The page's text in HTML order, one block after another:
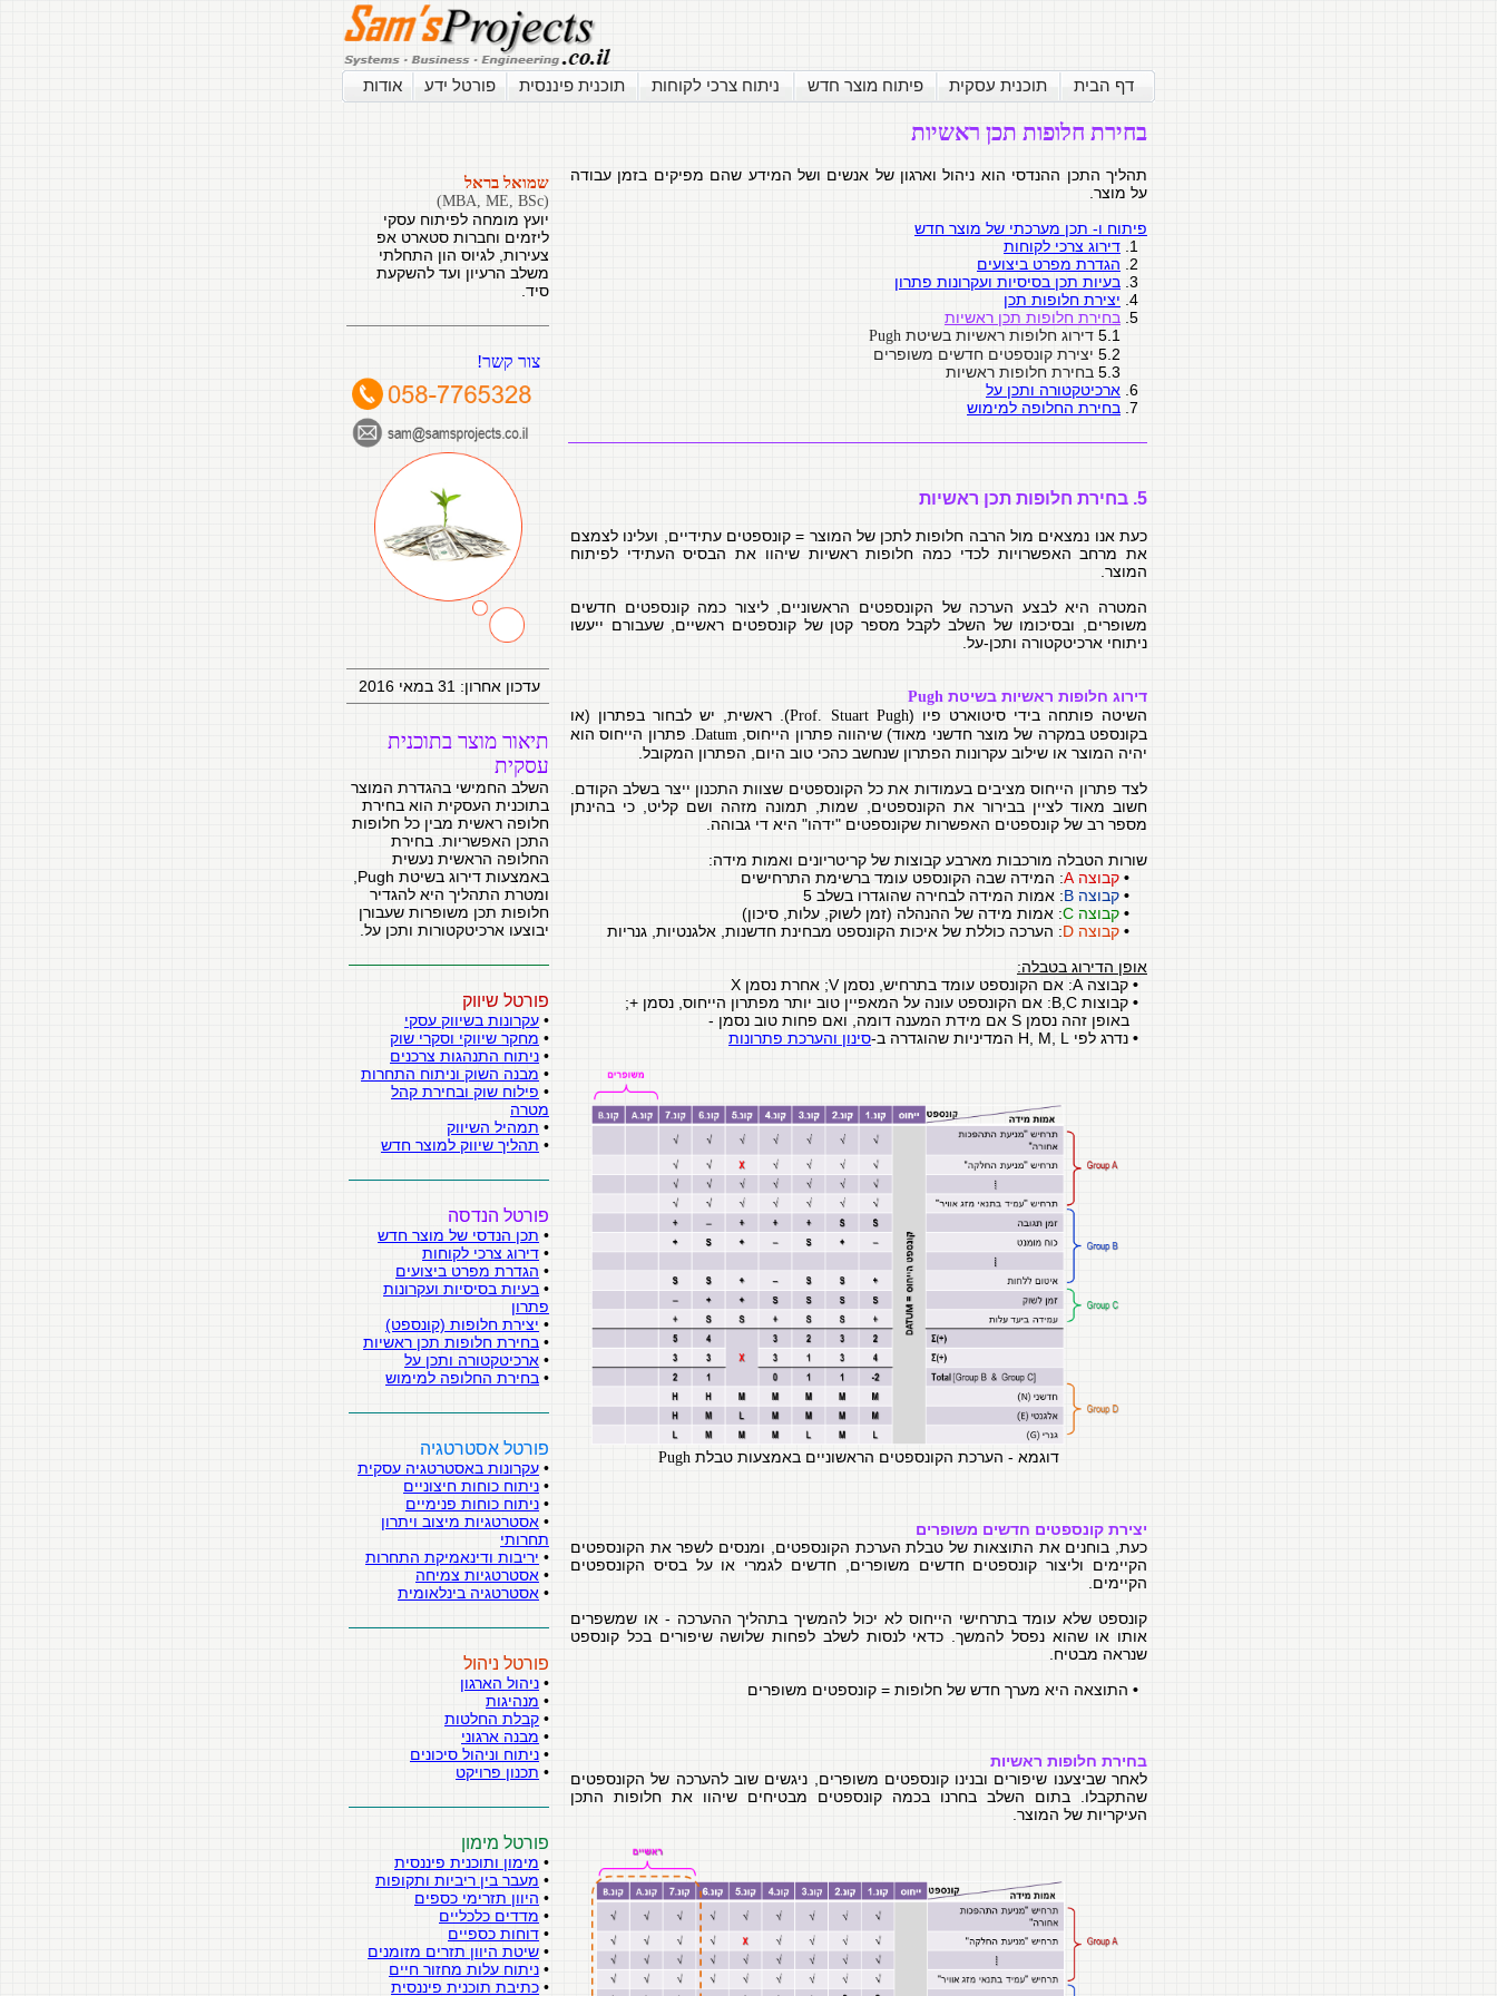
אודות פורטל ידע תוכנית פיננסית ניתוח צרכי לקוחות פיתוח מוצר חדש תוכנית עסקית דף הבית
שמואל בראל
(MBA, ME, BSc)
יועץ מומחה לפיתוח עסקי
ליזמים וחברות סטארט אפ
צעירות, לגיוס הון התחלתי
משלב הרעיון ועד להשקעת
סיד.
צור קשר!
עדכון אחרון: 31 במאי 2016
תיאור מוצר בתוכנית
עסקית
השלב החמישי בהגדרת המוצר
בתוכנית העסקית הוא בחירת
חלופה ראשית מבין כל חלופות
התכן האפשריות. בחירת
החלופה הראשית נעשית
ומטרת התהליך היא להגדיר
חלופות תכן משופרות שעבורן
יבוצעו ארכיטקטורות ותכן על.
פורטל שיווק
• עקרונות בשיווק עסקי
• מחקר שיווקי וסקרי שוק
• ניתוח התנהגות צרכנים
• מבנה השוק וניתוח התחרות
• פילוח שוק ובחירת קהל
מטרה
• תמהיל השיווק
• תהליך שיווק למוצר חדש
פורטל הנדסה
• תכן הנדסי של מוצר חדש
• דירוג צרכי לקוחות
• הגדרת מפרט ביצועים
• בעיות בסיסיות ועקרונות
פתרון
• יצירת חלופות (קונספט)
• בחירת חלופות תכן ראשיות
• ארכיטקטורה ותכן על
• בחירת החלופה למימוש
פורטל אסטרטגיה
• עקרונות באסטרטגיה עסקית
• ניתוח כוחות חיצוניים
• ניתוח כוחות פנימיים
• אסטרטגיות מיצוב ויתרון
תחרותי
• יריבות ודינאמיקת התחרות
• אסטרטגיות צמיחה
• אסטרטגיה בינלאומית
פורטל ניהול
• ניהול הארגון
• מנהיגות
• קבלת החלטות
• מבנה ארגוני
• ניתוח וניהול סיכונים
• תכנון פרויקט
פורטל מימון
• מימון ותוכנית פיננסית
• מעבר בין ריביות ותקופות
• היוון תזרימי כספים
• מדדים כלכליים
• דוחות כספיים
• שיטת היוון תזרים מזומנים
• ניתוח עלות מחזור חיים
• כתיבת תוכנית פיננסית
בחירת חלופות תכן ראשיות
תהליך התכן ההנדסי הוא ניהול וארגון של אנשים ושל המידע שהם מפיקים בזמן עבודה
על מוצר.
פיתוח ו- תכן מערכתי של מוצר חדש
דירוג צרכי לקוחות
הגדרת מפרט ביצועים
בעיות תכן בסיסיות ועקרונות פתרון
יצירת חלופות תכן
בחירת חלופות תכן ראשיות
דירוג חלופות ראשיות בשיטת Pugh
יצירת קונספטים חדשים משופרים
בחירת חלופות ראשיות
ארכיטקטורה ותכן על
בחירת החלופה למימוש
5. בחירת חלופות תכן ראשיות
כעת אנו נמצאים מול הרבה חלופות לתכן של המוצר = קונספטים עתידיים, ועלינו לצמצם
את מרחב האפשרויות לכדי כמה חלופות ראשיות שיהוו את הבסיס העתידי לפיתוח
המוצר.
המטרה היא לבצע הערכה של הקונספטים הראשוניים, ליצור כמה קונספטים חדשים
משופרים, ובסיכומו של השלב לקבל מספר קטן של קונספטים ראשיים, שעבורם ייעשו
ניתוחי ארכיטקטורה ותכן-על.
דירוג חלופות ראשיות בשיטת Pugh
השיטה פותחה בידי סיטוארט פיו (Prof. Stuart Pugh). ראשית, יש לבחור בפתרון (או
בקונספט במקרה של מוצר חדשני מאוד) שיהווה פתרון הייחוס, Datum . פתרון הייחוס הוא
יהיה המוצר או שילוב עקרונות הפתרון שנחשב כהכי טוב היום, הפתרון המקובל.
לצד פתרון הייחוס מציבים בעמודות את כל הקונספטים שצוות התכנון ייצר בשלב הקודם.
חשוב מאוד לציין בבירור את הקונספטים, שמות, תמונה מזהה ושם קליט, כי בהינתן
מספר רב של קונספטים האפשרות שקונספטים "ידהו" היא די גבוהה.
שורות הטבלה מורכבות מארבע קבוצות של קריטריונים ואמות מידה:
• קבוצה A
: המידה שבה הקונספט עומד ברשימת התרחישים
• קבוצה B
: אמות המידה לבחירה שהוגדרו בשלב 5
• קבוצה C
: אמות מידה של ההנהלה (זמן לשוק, עלות, סיכון)
• קבוצה D
: הערכה כוללת של איכות הקונספט מבחינת חדשנות, אלגנטיות, גנריות
אופן הדירוג בטבלה:
• קבוצה A: אם הקונספט עומד בתרחיש, נסמן V; אחרת נסמן X
• קבוצות B,C: אם הקונספט עונה על המאפיין טוב יותר מפתרון הייחוס, נסמן +;
באופן זהה נסמן S אם מידת המענה דומה, ואם פחות טוב נסמן -
• נדרג לפי H, M, L המדיניות שהוגדרה ב- סינון והערכת פתרונות
דוגמא - הערכת הקונספטים הראשוניים באמצעות טבלת Pugh
יצירת קונספטים חדשים משופרים
כעת, בוחנים את התוצאות של טבלת הערכת הקונספטים, ומנסים לשפר את הקונספטים
הקיימים וליצור קונספטים חדשים משופרים, חדשים לגמרי או על בסיס הקונספטים
הקיימים.
קונספט שלא עומד בתרחישי הייחוס לא יכול להמשיך בתהליך ההערכה - או שמשפרים
אותו או שהוא נפסל להמשך. כדאי לנסות לשלב לפחות שלושה שיפורים בכל קונספט
שנראה מבטיח.
• התוצאה היא מערך חדש של חלופות = קונספטים משופרים
בחירת חלופות ראשיות
לאחר שביצענו שיפורים ובנינו קונספטים משופרים, ניגשים שוב להערכה של הקונספטים
שהתקבלו. בתום השלב בחרנו בכמה קונספטים מבטיחים שיהוו את חלופות התכן
העיקריות של המוצר.